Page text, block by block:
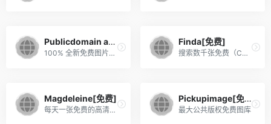
Publicdomain archive
100% 全新免费图片，每周更新
Finda[免费]
搜索数千张免费（CC0授权）库存照片
Magdeleine[免费]
每天一张免费的高清图片
Pickupimage[免费]
最大公共版权免费图库